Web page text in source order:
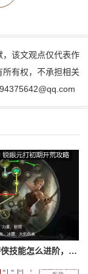
该文观点仅代表作
有权，不承担相关
流放之路游侠技能怎么进阶，流放之路游侠技能怎么进阶的